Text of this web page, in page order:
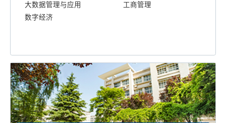
大数据管理与应用
工商管理
数字经济